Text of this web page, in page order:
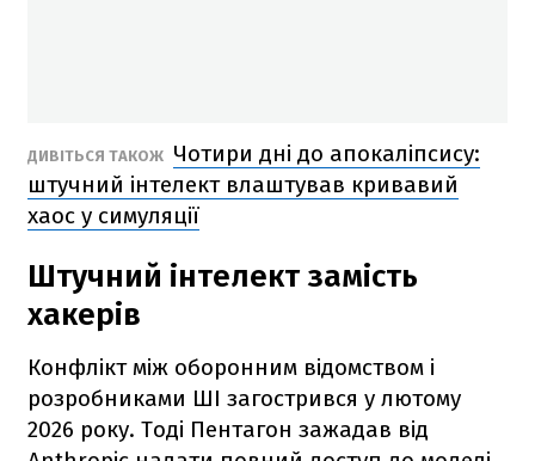
ДИВІТЬСЯ ТАКОЖ Чотири дні до апокаліпсису:
штучний інтелект влаштував кривавий
хаос у симуляції
Штучний інтелект замість
хакерів
Конфлікт між оборонним відомством і
розробниками ШІ загострився у лютому
2026 року. Тоді Пентагон зажадав від